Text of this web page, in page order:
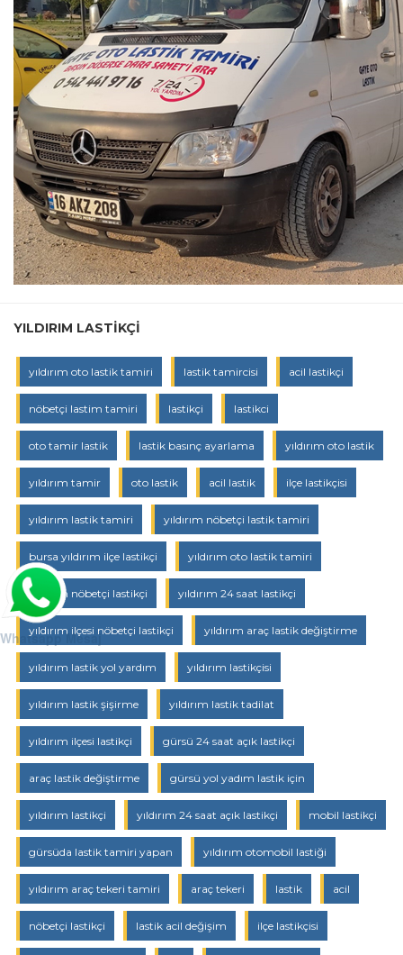
Whatsapp Mesaj
YILDIRIM LASTIKÇI
yıldırım oto lastik tamiri lastik tamircisi acil lastikçi
nöbetçi lastim tamiri lastikçi lastikci
oto tamir lastik lastik basınç ayarlama yıldırım oto lastik
yıldırım tamir oto lastik acil lastik ilçe lastikçisi
yıldırım lastik tamiri yıldırım nöbetçi lastik tamiri
bursa yıldırım ilçe lastikçi yıldırım oto lastik tamiri
yıldırım nöbetçi lastikçi yıldırım 24 saat lastikçi
yıldırım ilçesi nöbetçi lastikçi yıldırım araç lastik değiştirme
yıldırım lastik yol yardım yıldırım lastikçisi
yıldırım lastik şişirme yıldırım lastik tadilat
yıldırım ilçesi lastikçi gürsü 24 saat açık lastikçi
araç lastik değiştirme gürsü yol yadım lastik için
yıldırım lastikçi yıldırım 24 saat açık lastikçi mobil lastikçi
gürsüda lastik tamiri yapan yıldırım otomobil lastiği
yıldırım araç tekeri tamiri araç tekeri lastik acil
nöbetçi lastikçi lastik acil değişim ilçe lastikçisi